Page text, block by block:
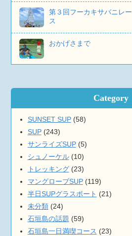
第３回フーカキサバニレー
ス
おかげさまで
Category
SUNSET SUP(58)
SUP(243)
サンライズSUP(5)
シュノーケル(10)
トレッキング(23)
マングローブSUP(119)
半日SUPグラスボート (21)
未分類(24)
石垣島の話題 (59)
石垣島一日満喫コース (23)